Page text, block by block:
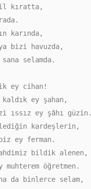
kıratta,
karında,
bizi havuzda,
selamda.
ey cihan!
kaldık ey şahan,
ıssız ey şâhı güzin.
kardeşlerin,
ey ferman.
bildik alenen,
muhterem öğretmen.
da binlerce selam,